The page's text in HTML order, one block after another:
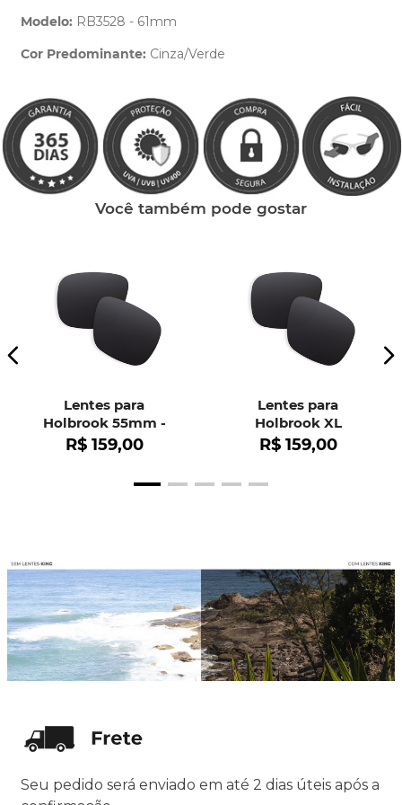
Modelo: RB3528 - 61mm
Cor Predominante: Cinza/Verde
Você também pode gostar
Lentes para
Holbrook 55mm -
OO9102
R$ 159,00
Lentes para
Holbrook XL
R$ 159,00
Seu pedido será enviado em até 2 dias úteis após a